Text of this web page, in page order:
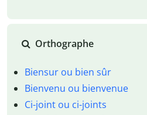
Orthographe
Biensur ou bien sûr
Bienvenu ou bienvenue
Ci-joint ou ci-joints